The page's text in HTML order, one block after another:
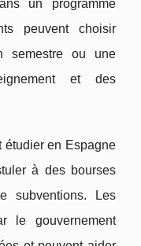
un programme
peuvent choisir
semestre ou une
et des
étudier en Espagne
à des bourses
subventions. Les
le gouvernement